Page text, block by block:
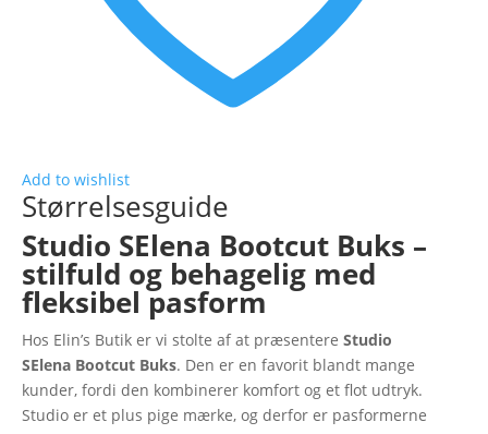
Add to wishlist
Størrelsesguide
Studio SElena Bootcut Buks –
stilfuld og behagelig med
fleksibel pasform
Hos Elin’s Butik er vi stolte af at præsentere Studio
SElena Bootcut Buks. Den er en favorit blandt mange
kunder, fordi den kombinerer komfort og et flot udtryk.
Studio er et plus pige mærke, og derfor er pasformerne